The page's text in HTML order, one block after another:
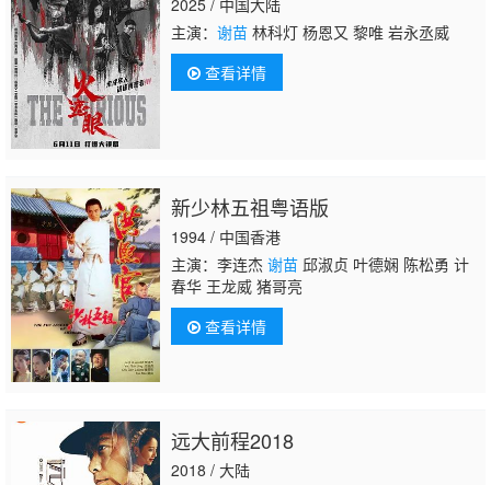
主演： 谢苗林科灯 杨恩又 黎唯 岩永丞威
查看详情
新少林五祖粤语版
1994 / 中国香港
主演：李连杰 谢苗邱淑贞 叶德娴 陈松勇 计
春华 王龙威 猪哥亮
查看详情
远大前程2018
2018 / 大陆